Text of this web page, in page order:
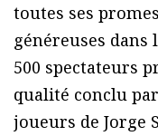
toutes ses
généreuses dans
500 spectateurs
qualité conclu
joueurs de Jorge